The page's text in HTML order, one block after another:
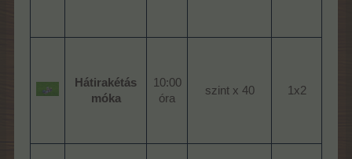
Hátirakétás
móka
10:00
óra​
szint x 40​ 1x2​